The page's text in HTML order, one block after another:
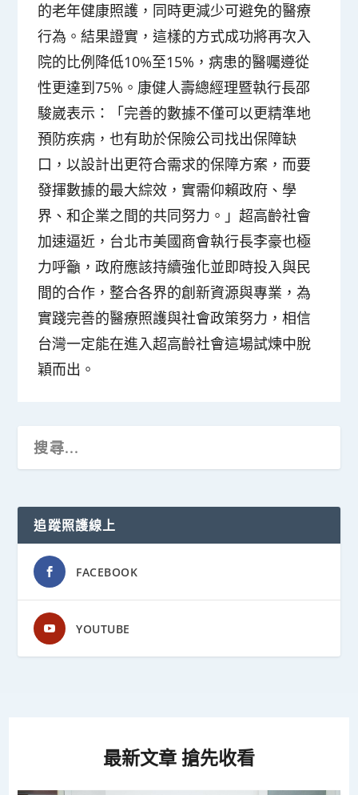
的老年健康照護，同時更減少可避免的醫療
行為。結果證實，這樣的方式成功將再次入
院的比例降低10%至15%，病患的醫囑遵從
性更達到75%。康健人壽總經理暨執行長邵
駿崴表示：「完善的數據不僅可以更精準地
預防疾病，也有助於保險公司找出保障缺
口，以設計出更符合需求的保障方案，而要
發揮數據的最大綜效，實需仰賴政府、學
界、和企業之間的共同努力。」超高齡社會
加速逼近，台北市美國商會執行長李豪也極
力呼籲，政府應該持續強化並即時投入與民
間的合作，整合各界的創新資源與專業，為
實踐完善的醫療照護與社會政策努力，相信
台灣一定能在進入超高齡社會這場試煉中脫
穎而出。
追蹤照護線上
FACEBOOK
YOUTUBE
最新文章 搶先收看